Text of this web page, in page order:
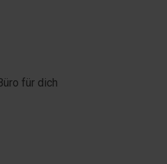
für dich